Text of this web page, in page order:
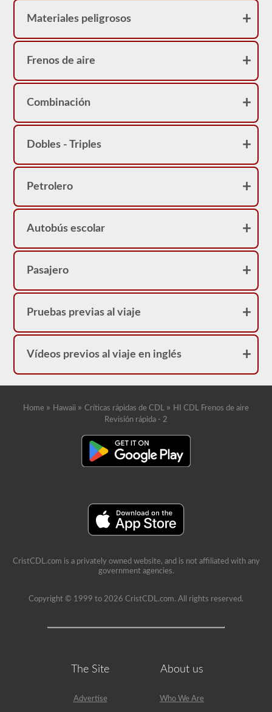
sin
prueba
de
frenos
pero
podrá
ningún
que
esté
equipado
frenos
neumáticos
tendrá
restricción
Materiales peligrosos
Frenos de aire
Combinación
Dobles - Triples
Petrolero
Autobús escolar
Pasajero
Pruebas previas al viaje
Vídeos previos al viaje en inglés
Home » Hawaii » Críticas rápidas de CDL » HI CDL Frenos de aire
Revisión rápida - 2
CristCDL.com is a privately owned website, and is not affiliated with any
government agencies.
Copyright © 1999 to 2026 CristCDL.com. All rights reserved.
The Site
Advertise
About us
Who We Are